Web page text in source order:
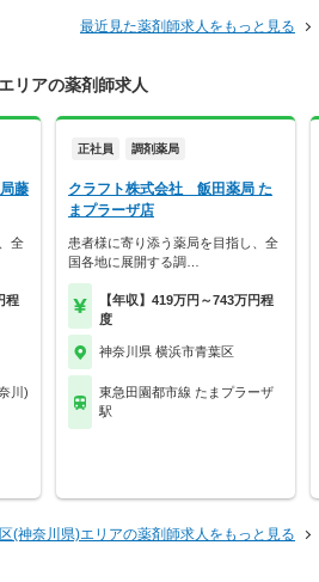
最近見た薬剤師求人をもっと見る
リアの薬剤師求人
藤
全
程
川)
正社員 調剤薬局
クラフト株式会社 飯田薬局 た
まプラーザ店
患者様に寄り添う薬局を目指し、全
国各地に展開する調…
【年収】419万円～743万円程
度
神奈川県 横浜市青葉区
東急田園都市線 たまプラーザ
駅
(神奈川県)エリアの薬剤師求人をもっと見る